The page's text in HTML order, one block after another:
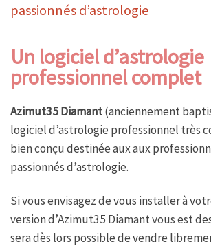
passionnés d’astrologie
Un logiciel d’astrologie
professionnel complet
Azimut35 Diamant(anciennement
logiciel d’astrologie professionnel très
bien conçu destinée aux aux
passionnés d’astrologie.
Si vous envisagez de vous installer à
version d’Azimut35 Diamant vous est
sera dès lors possible de vendre